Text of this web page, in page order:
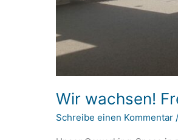
Wir wachsen!
Schreibe einen Kommentar /